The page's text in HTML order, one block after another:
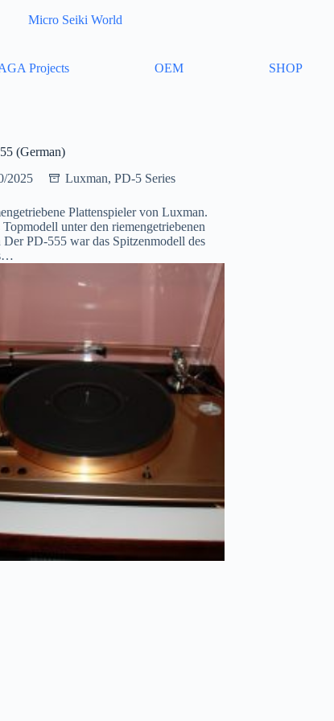
Micro Seiki World
Projects OEM SHOP
(German)
2025
Luxman, PD-5 Series
Plattenspieler von Luxman.
unter den riemengetriebenen
Der PD-555 war das Spitzenmodell des